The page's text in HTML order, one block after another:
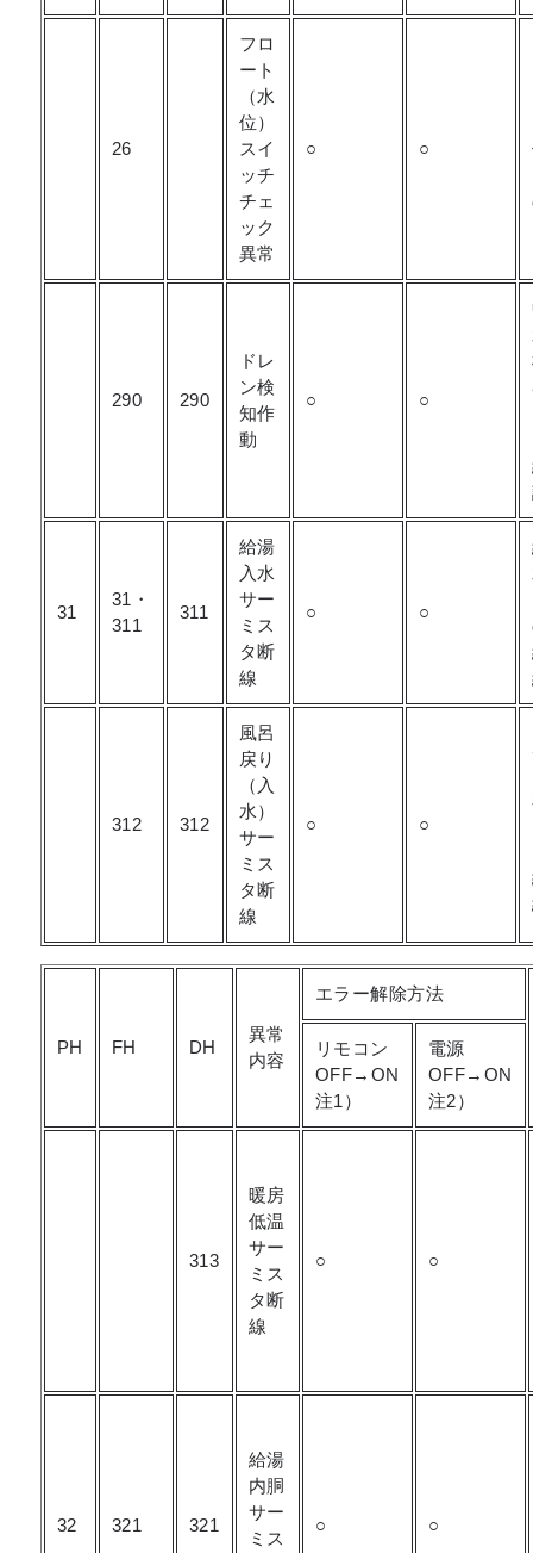
26
フロ
ート
（水
位）
スイ
ッチ
チェ
ック
異常
○ ○
290 290
ドレ
ン検
知作
動
○ ○
31
31・
311
311
給湯
入水
サー
ミス
タ断
線
○ ○
312 312
風呂
戻り
（入
水）
サー
ミス
タ断
線
○ ○
PH FH DH
異常
内容
エラー解除方法
リモコン
OFF→ON
注1）
電源
OFF→ON
注2）
313
暖房
低温
サー
ミス
タ断
線
○ ○
32 321 321
給湯
内胴
サー
ミス
○ ○